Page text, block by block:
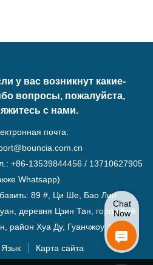
у вас возникнут какие-
вопросы, пожалуйста,
с нами.
почта:
+86-13539844456 / 13710627905
Whatsapp)
89 #, Ци Ше, Бао Лин
деревня Цзин Тан, город Бэй
район Хуа Ду, Гуанчжоу, Китай
Язык Карта сайта
Chat
Now